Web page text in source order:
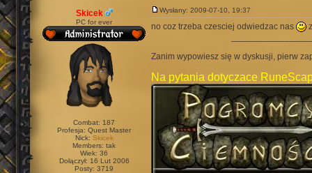
Skicek
PC for ever
Combat: 187
Profesja: Quest Master
Nick: Skicek
Members: tak
Wiek: 36
Dołączył: 16 Lut 2006
Posty: 3719
Wysłany: 2009-07-10, 19:37
no coz trzeba czesciej odwiedzac nas
Zanim wypowiesz się w dyskusji, pierw
Na pytania dotyczace